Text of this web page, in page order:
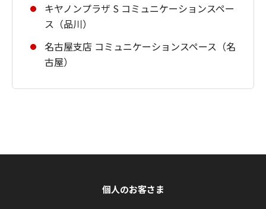
キヤノンプラザ S コミュニケーションスペー
ス（品川）
名古屋支店 コミュニケーションスペース（名
古屋）
個人のお客さま